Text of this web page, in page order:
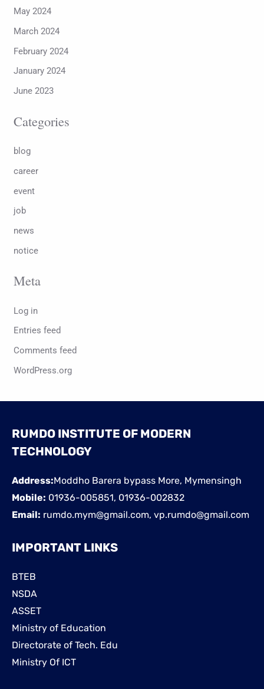
May 2024
March 2024
February 2024
January 2024
June 2023
Categories
blog
career
event
job
news
notice
Meta
Log in
Entries feed
Comments feed
WordPress.org
RUMDO INSTITUTE OF MODERN
TECHNOLOGY
Address:Moddho Barera bypass More, Mymensingh
Mobile: 01936-005851, 01936-002832
Email: rumdo.mym@gmail.com, vp.rumdo@gmail.com
IMPORTANT LINKS
BTEB
NSDA
ASSET
Ministry of Education
Directorate of Tech. Edu
Ministry Of ICT